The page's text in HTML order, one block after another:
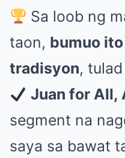
Sa loob ng
taon, bumuo
tradisyon,
Juan for All,
segment na
saya sa bawat